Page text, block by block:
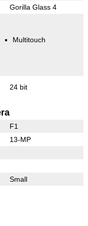
Gorilla Glass 4
Multitouch
24 bit
F1
13-MP
Small